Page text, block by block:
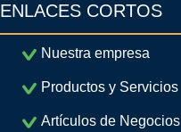
ENLACES CORTOS
Nuestra empresa
Productos y Servicios
Artículos de Negocios